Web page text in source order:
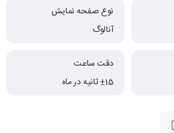
نوع صفحه نمایش
آنالوگ
دقت ساعت
±15 ثانیه در ماه